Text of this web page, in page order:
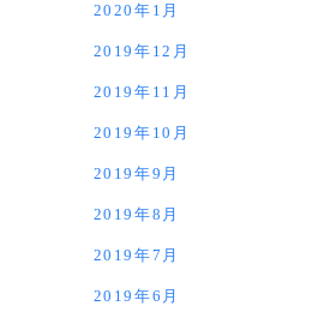
2020年1月
2019年12月
2019年11月
2019年10月
2019年9月
2019年8月
2019年7月
2019年6月